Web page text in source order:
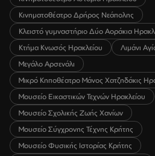
Κινηματοθέατρο Δρήρος Νεάπολης
Κλειστό γυμναστήριο Δύο Αοράκια
Κτήμα Κνωσός Ηρακλείου
Λιμάνι
Μεγάλο Αρσενάλι
Μικρό Κηποθέατρο Μάνος Χατζηδάκις
Μουσείο Εικαστικών Τεχνών Ηρακλείου
Μουσείο Σχολικής Ζωής Χανίων
Μουσείο Σύγχρονης Τέχνης Κρήτης
Μουσείο Φυσικής Ιστορίας Κρήτης